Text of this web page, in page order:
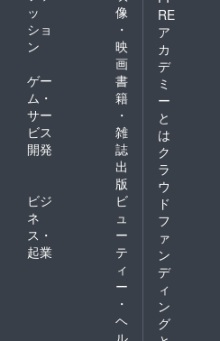
ッ
ショ
ン
像
・
映
画
ゲー
ム・
サー
ビス
開発
書
籍
・
雑
誌
出
版
ビジ
ネ
ス・
起業
ビ
ュ
ー
テ
ィ
ー
・
ヘ
RE
ア
カ
デ
ミ
ー
と
は
ク
ラ
ウ
ド
フ
ァ
ン
デ
ィ
ン
グ